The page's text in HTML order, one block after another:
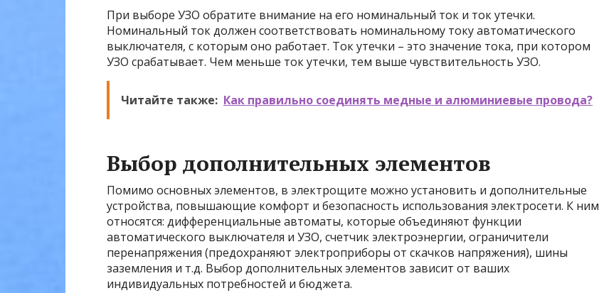
При выборе УЗО обратите внимание на его номинальный ток и ток утечки.
Номинальный ток должен соответствовать номинальному току автоматического
выключателя, с которым оно работает. Ток утечки – это значение тока, при котором
УЗО срабатывает. Чем меньше ток утечки, тем выше чувствительность УЗО.
Читайте также: Как правильно соединять медные и алюминиевые провода?
Выбор дополнительных элементов
Помимо основных элементов, в электрощите можно установить и дополнительные
устройства, повышающие комфорт и безопасность использования электросети. К ним
относятся: дифференциальные автоматы, которые объединяют функции
автоматического выключателя и УЗО, счетчик электроэнергии, ограничители
перенапряжения (предохраняют электроприборы от скачков напряжения), шины
заземления и т.д. Выбор дополнительных элементов зависит от ваших
индивидуальных потребностей и бюджета.